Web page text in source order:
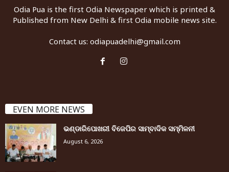
Odia Pua is the first Odia Newspaper which is printed &
Published from New Delhi & first Odia mobile news site.
Contact us: odiapuadelhi@gmail.com
EVEN MORE NEWS
ଭଣ୍ଡାରିପୋଖରୀ ବିଜେପିର ସାମ୍ବାଦିକ ସମ୍ମିଳନୀ
August 6, 2026